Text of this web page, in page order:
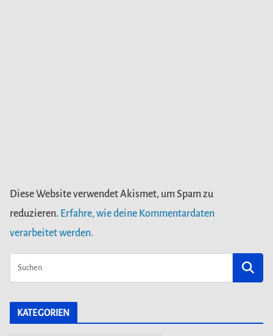
Diese Website verwendet Akismet, um Spam zu
reduzieren. Erfahre, wie deine Kommentardaten
verarbeitet werden.
KATEGORIEN